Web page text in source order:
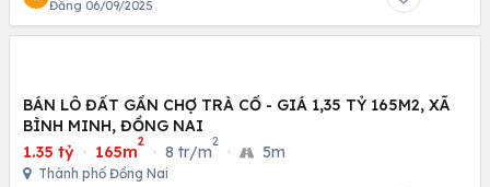
Đăng 06/09/2025
BÁN LÔ ĐẤT GẦN CHỢ TRÀ CỔ - GIÁ 1,35 TỶ 165M2, XÃ
BÌNH MINH, ĐỒNG NAI
1.35 tỷ · 165m
2
· 8 tr/m
2
· 5m
Thành phố Đồng Nai